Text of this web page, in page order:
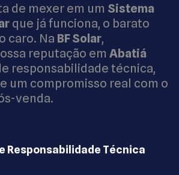
de mexer em um Sistema
que já funciona, o barato
caro. Na BF Solar,
reputação em Abatiá
responsabilidade técnica,
um compromisso real com o
venda.
Responsabilidade Técnica